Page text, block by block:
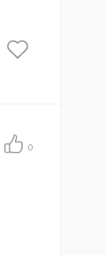
0